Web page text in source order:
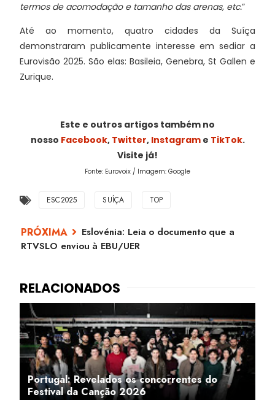
termos de acomodação e tamanho das arenas, etc.”
Até ao momento, quatro cidades da Suíça
demonstraram publicamente interesse em sediar a
Eurovisão 2025. São elas: Basileia, Genebra, St Gallen e
Zurique.
Este e outros artigos também no
nosso Facebook, Twitter, Instagrame TikTok.
Visite já!
Fonte: Eurovoix / Imagem: Google
ESC2025 SUÍÇA TOP
Eslovénia: Leia o documento que a
RTVSLO enviou à EBU/UER
Portugal: Revelados os concorrentes do
Festival da Canção 2026